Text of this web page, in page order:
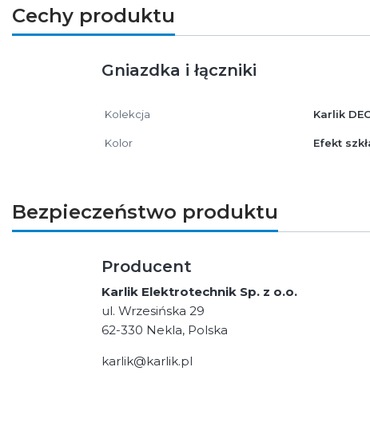
Cechy produktu
Gniazdka i łączniki
Kolekcja Karlik
Kolor Efekt
Bezpieczeństwo produktu
Producent
Karlik Elektrotechnik Sp. z o.o.
ul. Wrzesińska 29
62-330 Nekla, Polska
karlik@karlik.pl